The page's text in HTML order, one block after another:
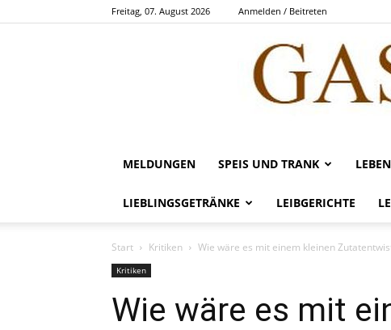
Freitag, 07. August 2026 Anmelden / Beitreten
MELDUNGEN SPEIS UND TRANK
LIEBLINGSGETRÄNKE LEIBGERICHTE
Start Kritiken Wie wäre es mit einem kleinen
Kritiken
Wie wäre es mit